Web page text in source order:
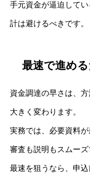
手元資金が逼迫して
計は避けるべきです。
最速で進め
資金調達の早さは、
大きく変わります。
実務では、必要資料が
審査も説明もスムーズ
最速を狙うなら、申込